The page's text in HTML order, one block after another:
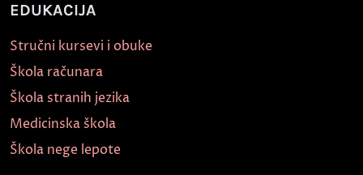
EDUKACIJA
Stručni kursevi i obuke
Škola računara
Škola stranih jezika
Medicinska škola
Škola nege lepote